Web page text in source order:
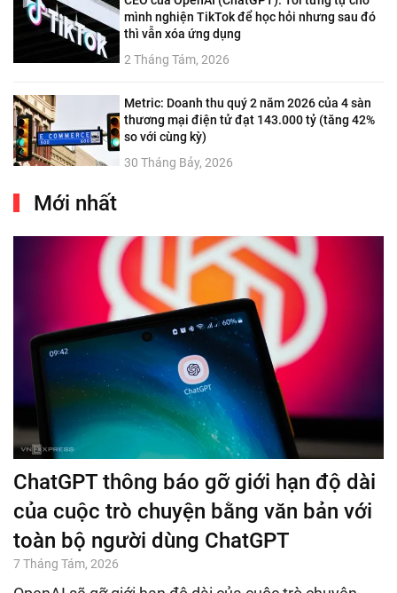
mình nghiện TikTok để học hỏi nhưng sau đó
thì vẫn xóa ứng dụng
2 Tháng Tám, 2026
Metric: Doanh thu quý 2 năm 2026 của 4 sàn
thương mại điện tử đạt 143.000 tỷ (tăng 42%
so với cùng kỳ)
30 Tháng Bảy, 2026
Mới nhất
ChatGPT thông báo gỡ giới hạn độ dài
của cuộc trò chuyện bằng văn bản với
toàn bộ người dùng ChatGPT
7 Tháng Tám, 2026